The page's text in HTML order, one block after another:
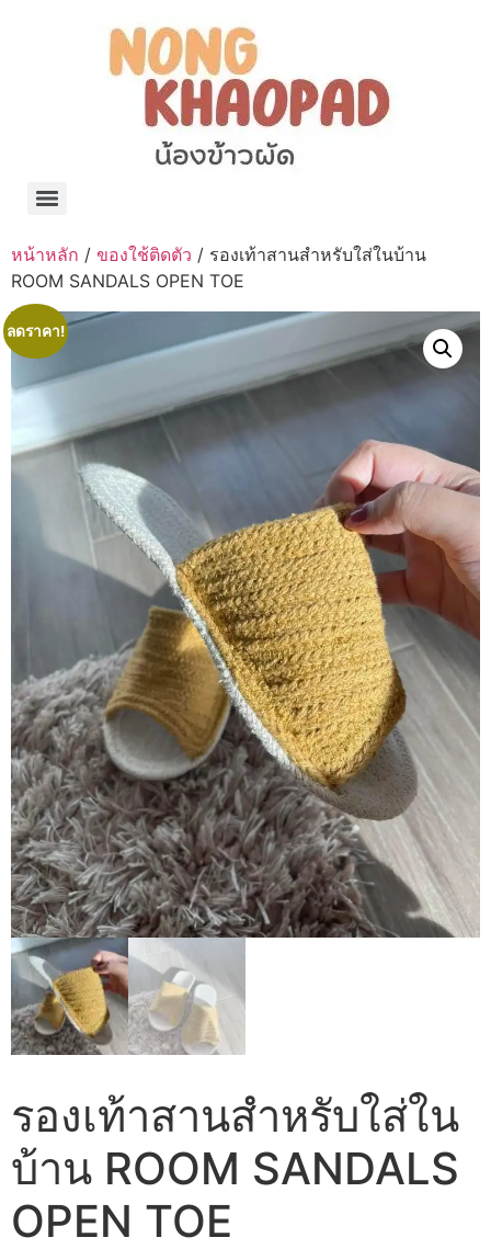
หน้าหลัก / ของใช้ติดตัว / รองเท้าสานสำหรับใส่ในบ้าน
ROOM SANDALS OPEN TOE
ลดราคา!
รองเท้าสานสำหรับใส่ใน
บ้าน ROOM SANDALS
OPEN TOE